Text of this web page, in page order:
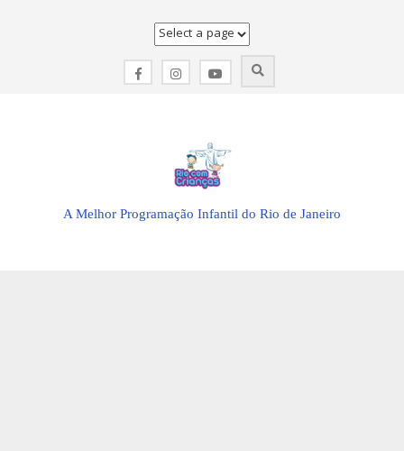
A Melhor Programação Infantil do Rio de Janeiro